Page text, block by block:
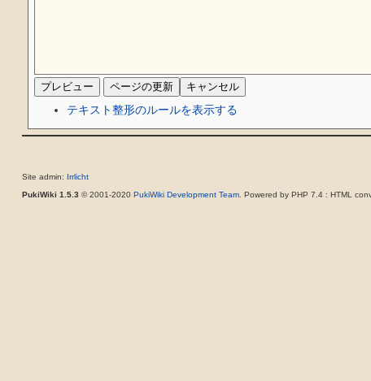
テキスト整形のルールを表示する
Site admin: Irrlicht
PukiWiki 1.5.3 © 2001-2020 PukiWiki Development Team. Powered by PHP 7.4 : HTML